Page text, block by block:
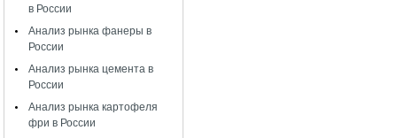
в России
Анализ рынка фанеры в
России
Анализ рынка цемента в
России
Анализ рынка картофеля
фри в России